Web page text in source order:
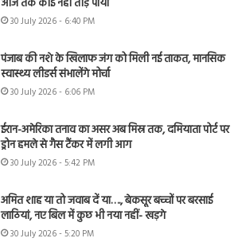
30 July 2026 - 6:40 PM
पंजाब की नशे के खिलाफ जंग को मिली नई ताकत, मानसिक
स्वास्थ्य लीडर्स संभालेंगे मोर्चा
30 July 2026 - 6:06 PM
ईरान-अमेरिका तनाव का असर अब मिस्र तक, दमियाता पोर्ट पर
ड्रोन हमले से गैस टैंकर में लगी आग
30 July 2026 - 5:42 PM
अमित शाह या तो जवाब दें या…., बेकसूर बच्चों पर बरसाई
लाठियां, नए बिल में कुछ भी नया नहीं- खड़गे
30 July 2026 - 5:20 PM